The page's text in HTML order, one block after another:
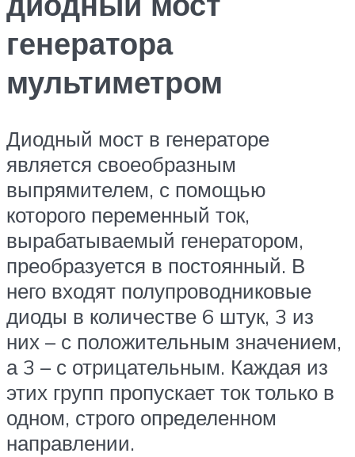
генератора
мультиметром
Диодный мост в генераторе
является своеобразным
выпрямителем, с помощью
которого переменный ток,
вырабатываемый генератором,
преобразуется в постоянный. В
него входят полупроводниковые
диоды в количестве 6 штук, 3 из
них – с положительным значением,
а 3 – с отрицательным. Каждая из
этих групп пропускает ток только в
одном, строго определенном
направлении.